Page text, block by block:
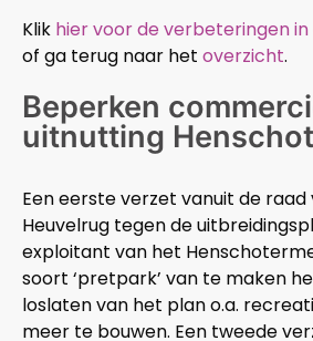
Klik hier voor de verbeteringen
of ga terug naar het overzicht.
Beperken
uitnutting
Een eerste verzet vanuit de
Heuvelrug tegen de
exploitant van het
soort ‘pretpark’ van te maken
loslaten van het plan o.a.
meer te bouwen. Een tweede